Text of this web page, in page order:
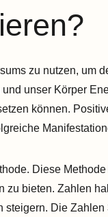
zu nutzen, um
unser Körper
können.
Diese
zu bieten. Zahlen
Die